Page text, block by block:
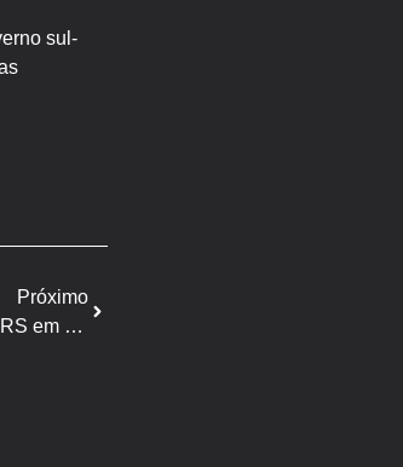
sul-
Próximo
Trindade e Tobago registra primeiro caso de PRRS em Siparia